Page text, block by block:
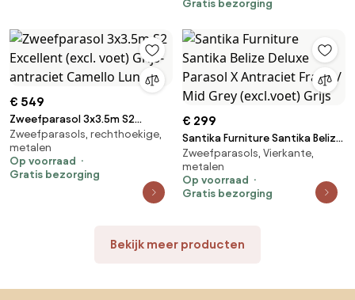
Gratis bezorging
€ 549
Zweefparasol 3x3.5m S2
Excellent (excl. voet) Grijs-
antraciet Camello Luna
Zweefparasols, rechthoekige,
metalen
Op voorraad
Gratis bezorging
€ 299
Santika Furniture Santika Belize
Deluxe Parasol X Antraciet
Frame/ Mid Grey (excl.voet)
Grijs
Zweefparasols, Vierkante,
metalen
Op voorraad
Gratis bezorging
Bekijk meer producten